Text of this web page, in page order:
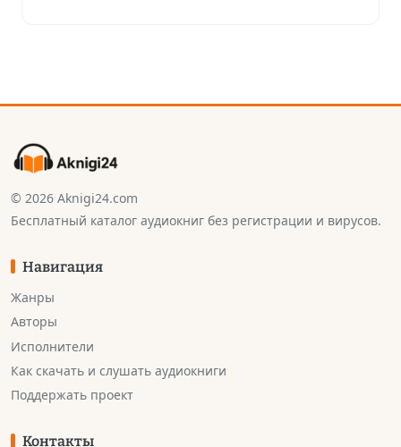
© 2026 Aknigi24.com
Бесплатный каталог аудиокниг без регистрации и вирусов.
Навигация
Жанры
Авторы
Исполнители
Как скачать и слушать аудиокниги
Поддержать проект
Контакты